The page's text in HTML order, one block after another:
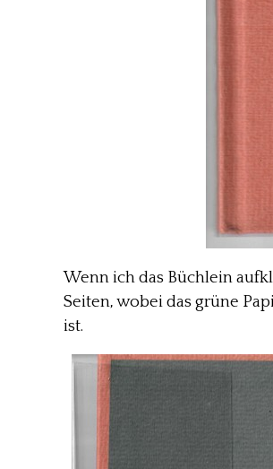
Wenn ich das Büchlein
Seiten, wobei das grüne
ist.